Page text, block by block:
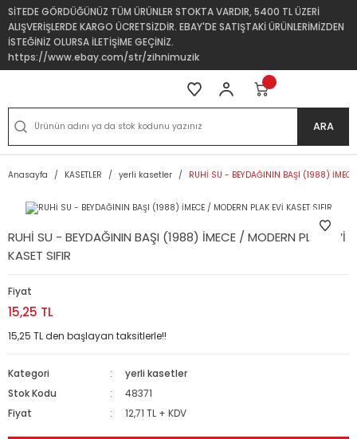
SİTEDE GÖRDÜĞÜNÜZ TÜM ÜRÜNLER STOKTA VARDIR, 5400 TL ÜZERİ
ALIŞVERİŞLERDE KARGO ÜCRETSİZDİR. EBAY'DE SATIŞTAKİ ÜRÜNLERİMİZDEN
İSTEĞİNİZ OLURSA İLETİŞİME GEÇİNİZ.
https://www.ebay.com/str/zihnimuzik
ARA
Anasayfa KASETLER yerli kasetler RUHİ SU - BEYDAĞININ BAŞI (1988) İMECE
RUHİ SU - BEYDAĞININ BAŞI (1988) İMECE / MODERN PLAK EVİ
KASET SIFIR
Fiyat
15,25 TL
15,25 TL den başlayan taksitlerle!!
Kategori
yerli kasetler
Stok Kodu
48371
Fiyat
12,71 TL + KDV